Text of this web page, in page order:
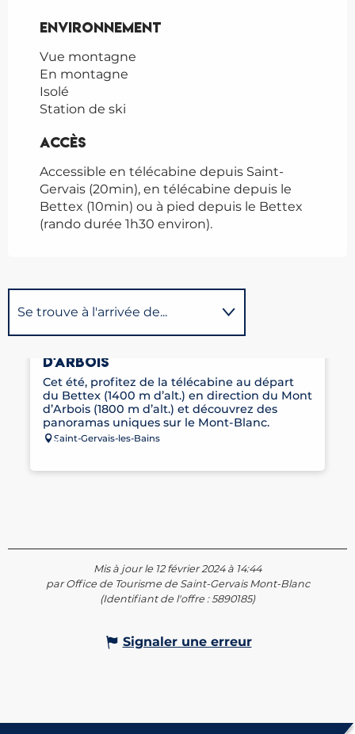
Environnement
Environnement
Vue montagne
En montagne
Isolé
Station de ski
Accès
Accès
Accessible en télécabine depuis Saint-
Gervais (20min), en télécabine depuis le
Bettex (10min) ou à pied depuis le Bettex
(rando durée 1h30 environ).
Se trouve à l'arrivée de...
Sur place
Est une étape de ...
D'ARBOIS
Cet été, profitez de la télécabine au départ
du Bettex (1400 m d’alt.) en direction du Mont
d’Arbois (1800 m d’alt.) et découvrez des
panoramas uniques sur le Mont-Blanc.
Saint-Gervais-les-Bains
Mis à jour le 12 février 2024 à 14:44
par Office de Tourisme de Saint-Gervais Mont-Blanc
(Identifiant de l'offre :5890185)
Signaler une erreur